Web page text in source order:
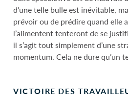
d’une telle bulle est inévitable,
prévoir ou de prédire quand elle
l’alimentent tenteront de se
il s’agit tout simplement d’une
momentum. Cela ne dure qu’un
VICTOIRE DES